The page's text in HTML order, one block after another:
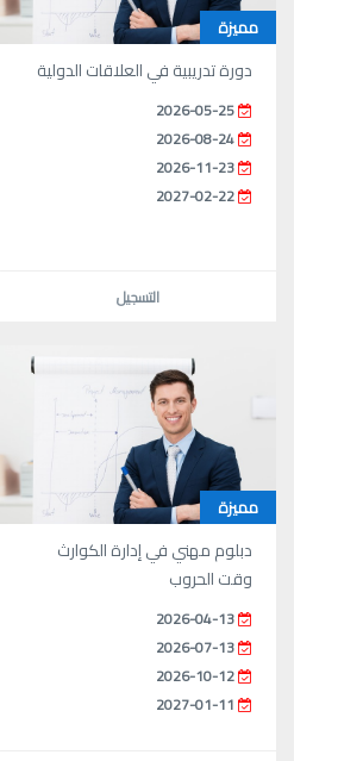
مميزة
دورة تدريبية في العلاقات الدولية
2026-05-25
2026-08-24
2026-11-23
2027-02-22
التسجيل
مميزة
دبلوم مهني في إدارة الكوارث
وقت الحروب
2026-04-13
2026-07-13
2026-10-12
2027-01-11